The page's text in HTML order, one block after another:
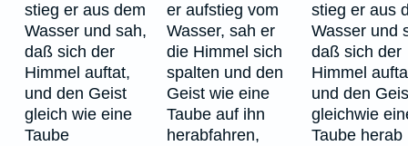
stieg er aus dem
Wasser und sah,
daß sich der
Himmel auftat,
und den Geist
gleich wie eine
Taube
er aufstieg vom
Wasser, sah er
die Himmel sich
spalten und den
Geist wie eine
Taube auf ihn
herabfahren,
stieg er aus
Wasser und
daß sich der
Himmel
und den
gleichwie
Taube herab